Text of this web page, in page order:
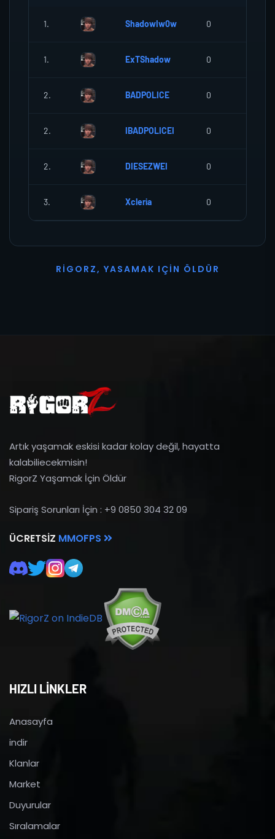
1. ShadowIw0w 0
1. ExTShadow 0
2. BADPOLICE 0
2. IBADPOLICEI 0
2. DIESEZWEI 0
3. Xcleria 0
R I G O R Z, YASAMAK I ÇI N Ö L D Ü R
Artık yaşamak eskisi kadar kolay değil, hayatta
kalabiliecekmisin!
RigorZ Yaşamak İçin Öldür
Sipariş Sorunları İçin : +9 0850 304 32 09
ÜCRETSIZ MMOFPS
HIZLI LİNKLER
Anasayfa
indir
Klanlar
Market
Duyurular
Sıralamalar